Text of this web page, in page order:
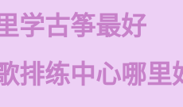
学古筝最好
排练中心哪里